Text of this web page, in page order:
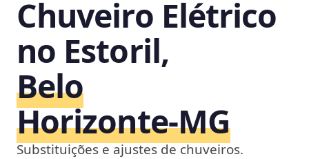
Chuveiro Elétrico
no Estoril,
Belo
Horizonte‑MG
Substituições e ajustes de chuveiros.